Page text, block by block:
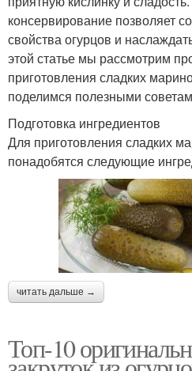
консервирование позволяет
свойства огурцов и
этой статье мы рассмотрим
приготовления сладких
поделимся полезными
Подготовка ингредиентов
Для приготовления сладких
понадобятся следующие
читать дальше →
Топ-10